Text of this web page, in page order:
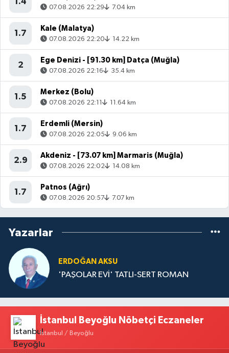
07.08.2026 22:29 7.04 km
1.7
Kale (Malatya)
07.08.2026 22:20 14.22 km
2
Ege Denizi - [91.30 km] Datça (Muğla)
07.08.2026 22:16 35.4 km
1.5
Merkez (Bolu)
07.08.2026 22:11 11.64 km
1.7
Erdemli (Mersin)
07.08.2026 22:05 9.06 km
2.9
Akdeniz - [73.07 km] Marmaris (Muğla)
07.08.2026 22:02 14.08 km
1.7
Patnos (Ağrı)
07.08.2026 20:57 7.07 km
Yazarlar
ERDOĞAN AKSU
'PAŞOLAR EVİ' TATLI-SERT ROMAN
İstanbul Beyoğlu Nöbetçi Eczaneler
İstanbul / Beyoğlu